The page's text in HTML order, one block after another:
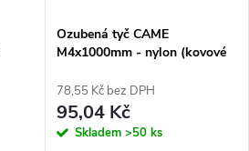
Ozubená tyč CAME
M4x1000mm - nylon (kovové
78,55 Kč bez DPH
95,04 Kč
Skladem >50 ks